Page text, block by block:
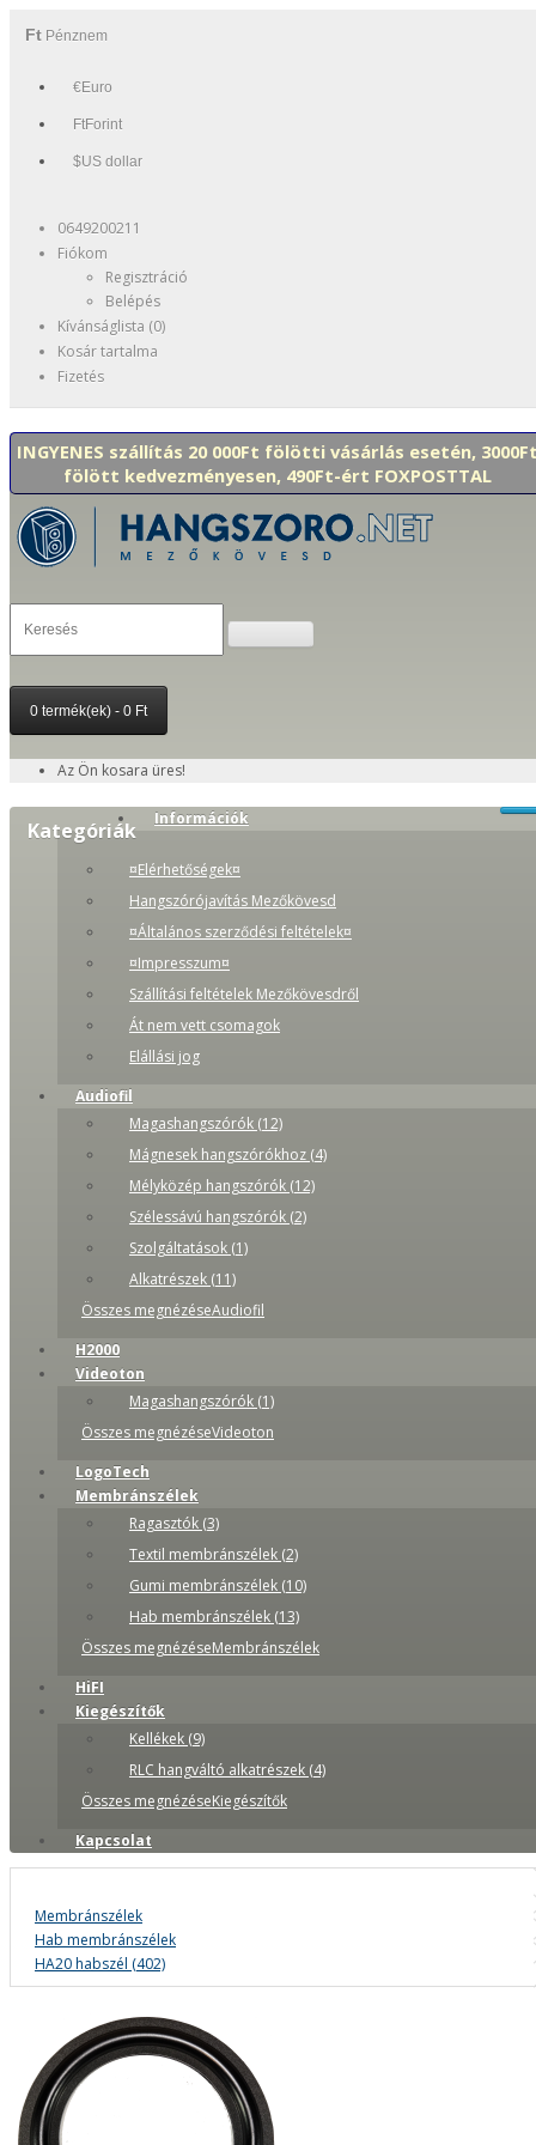
Ft Pénznem
€Euro
FtForint
$US dollar
0649200211
Fiókom
Regisztráció
Belépés
Kívánságlista (0)
Kosár tartalma
Fizetés
INGYENES szállítás 20 000Ft fölötti vásárlás esetén,
fölött kedvezményesen, 490Ft-ért FOXPOSTTAL
0 termék(ek) - 0 Ft
Az Ön kosara üres!
Kategóriák Információk
¤Elérhetőségek¤
Hangszórójavítás Mezőkövesd
¤Általános szerződési feltételek¤
¤Impresszum¤
Szállítási feltételek Mezőkövesdről
Át nem vett csomagok
Elállási jog
Audiofil
Magashangszórók (12)
Mágnesek hangszórókhoz (4)
Mélyközép hangszórók (12)
Szélessávú hangszórók (2)
Szolgáltatások (1)
Alkatrészek (11)
Összes megnézéseAudiofil
H2000
Videoton
Magashangszórók (1)
Összes megnézéseVideoton
LogoTech
Membránszélek
Ragasztók (3)
Textil membránszélek (2)
Gumi membránszélek (10)
Hab membránszélek (13)
Összes megnézéseMembránszélek
HiFI
Kiegészítők
Kellékek (9)
RLC hangváltó alkatrészek (4)
Összes megnézéseKiegészítők
Kapcsolat
Membránszélek
Hab membránszélek
HA20 habszél (402)